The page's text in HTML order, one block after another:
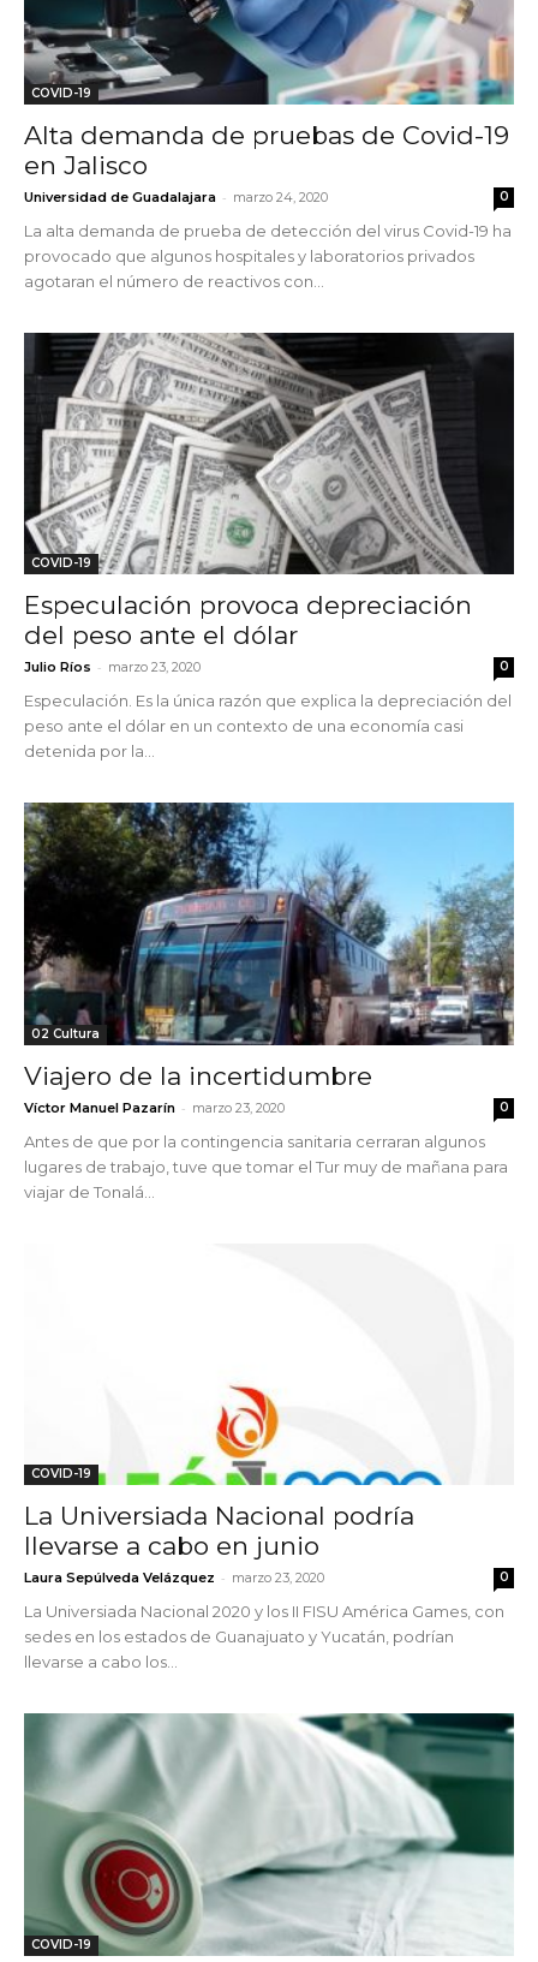
COVID-19
Alta demanda de pruebas de Covid-19
en Jalisco
Universidad de Guadalajara - marzo 24, 2020 0
La alta demanda de prueba de detección del virus Covid-19 ha
provocado que algunos hospitales y laboratorios privados
agotaran el número de reactivos con...
COVID-19
Especulación provoca depreciación
del peso ante el dólar
Julio Ríos - marzo 23, 2020 0
Especulación. Es la única razón que explica la depreciación del
peso ante el dólar en un contexto de una economía casi
detenida por la...
02 Cultura
Viajero de la incertidumbre
Víctor Manuel Pazarín - marzo 23, 2020 0
Antes de que por la contingencia sanitaria cerraran algunos
lugares de trabajo, tuve que tomar el Tur muy de mañana para
viajar de Tonalá...
COVID-19
La Universiada Nacional podría
llevarse a cabo en junio
Laura Sepúlveda Velázquez - marzo 23, 2020 0
La Universiada Nacional 2020 y los II FISU América Games, con
sedes en los estados de Guanajuato y Yucatán, podrían
llevarse a cabo los...
COVID-19